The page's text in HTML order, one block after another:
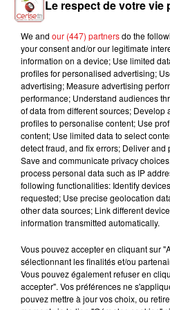
AMBRE
J'me Demande
CLARA
Nue
L'HOROSCOPE
Bélier
Le respect de votre
We and our (447) partnersdo the
your consent and/or our legitimate
information on a device; Use limited
profiles for personalised advertising;
advertising; Measure advertising
performance; Understand audiences
of data from different sources; Develop
profiles to personalise content; Use
content; Use limited data to select
detect fraud, and fix errors; Deliver
Save and communicate privacy
process personal data such as IP
following functionalities: Identify
requested; Use precise geolocation
other data sources; Link different
information transmitted automatically.
Vous pouvez accepter en cliquant sur
sélectionnant les finalités et/ou
Vous pouvez également refuser en
accepter". Vos préférences ne
pouvez mettre à jour vos choix, ou